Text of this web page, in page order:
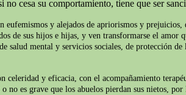
cesa su comportamiento, tiene que ser
y alejados de apriorismos y
de sus hijos e hijas, y ven transformarse el
mental y servicios sociales, de protección de
celeridad y eficacia, con el acompañamiento
es grave que los abuelos pierdan sus nietos,